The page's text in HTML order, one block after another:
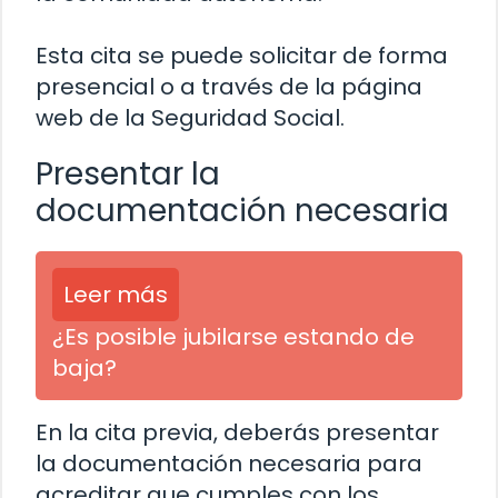
Esta cita se puede solicitar de forma
presencial o a través de la página
web de la Seguridad Social.
Presentar la
documentación necesaria
Leer más
¿Es posible jubilarse estando de
baja?
En la cita previa, deberás presentar
la documentación necesaria para